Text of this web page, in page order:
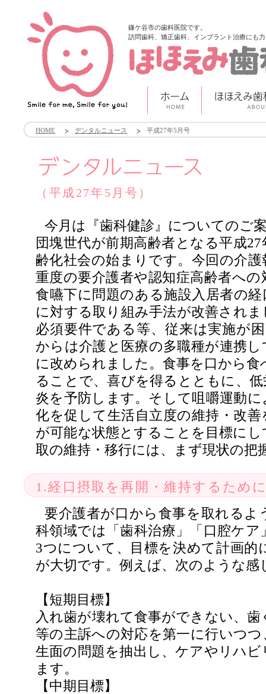
鎌ケ谷市の歯科医院です。
訪問歯科、矯正歯科、インプラント治療にも
HOME デンタルニュース 平成27年5月号
（平成27年5月号）
今月は『歯科健診』についてのご
団塊世代が前期高齢者となる平成
齢化社会の始まりです。今回の介
重度の要介護者や認知症高齢者へ
食嚥下に問題のある施設入居者の
に対する取り組み手法が改善され
必須要件である等、従来は実施が
からは介護と医療の多職種が連携
に改められました。食事を口から
ることで、喜びを得るとともに、
炎を予防します。そして咀嚼運動
化を促して生活自立度の維持・改
が可能な状態とすることを目標に
取の維持・移行には、まず現状の把
1.経口摂取を再開・維持するため
要介護者が口から食事を取れるよ
科領域では「歯科治療」「口腔ケ
3つについて、目標を決めて計画的
が大切です。例えば、次のような感
【短期目標】
入れ歯が壊れて食事ができない、
等の主訴への対応を第一に行いつ
生面の問題を抽出し、ケアやリハ
ます。
【中期目標】